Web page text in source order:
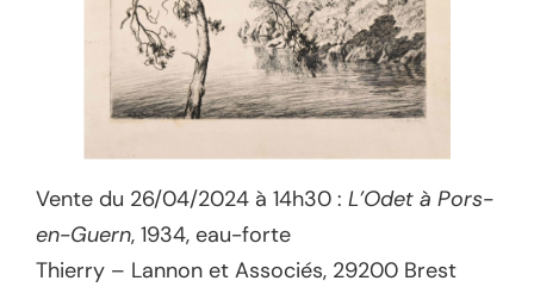
Vente du 26/04/2024 à 14h30 :L’Odet à Pors-
en-Guern, 1934, eau-forte
Thierry – Lannon et Associés, 29200 Brest